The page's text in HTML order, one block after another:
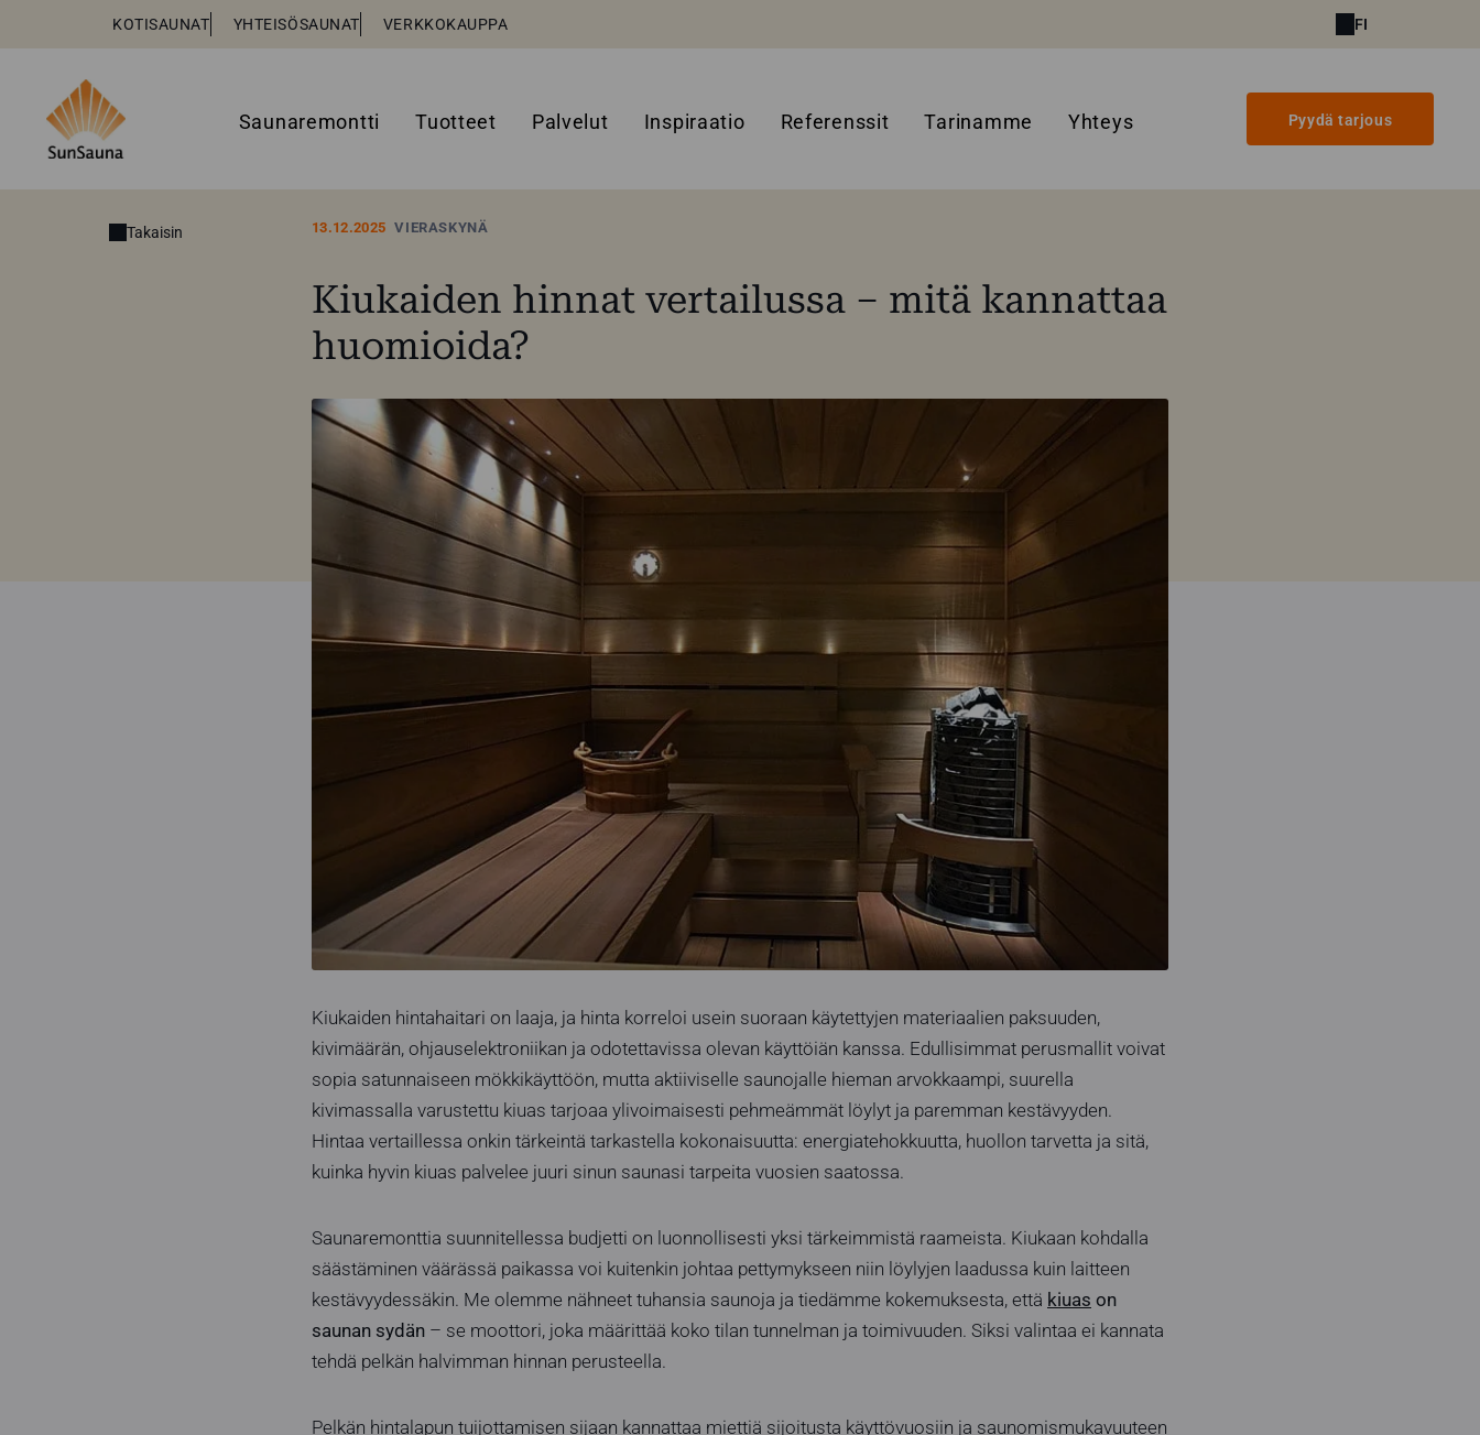
KOTISAUNAT YHTEISÖSAUNAT VERKKOKAUPPA FI
Saunaremontti Tuotteet Palvelut Inspiraatio Referenssit Tarinamme Yhteys Pyydä tarjous
Takaisin 13.12.2025 VIERASKYNÄ
Kiukaiden hinnat vertailussa – mitä kannattaa
huomioida?
Kiukaiden hintahaitari on laaja, ja hinta korreloi usein suoraan käytettyjen materiaalien paksuuden,
kivimäärän, ohjauselektroniikan ja odotettavissa olevan käyttöiän kanssa. Edullisimmat perusmallit voivat
sopia satunnaiseen mökkikäyttöön, mutta aktiiviselle saunojalle hieman arvokkaampi, suurella
kivimassalla varustettu kiuas tarjoaa ylivoimaisesti pehmeämmät löylyt ja paremman kestävyyden.
Hintaa vertaillessa onkin tärkeintä tarkastella kokonaisuutta: energiatehokkuutta, huollon tarvetta ja sitä,
kuinka hyvin kiuas palvelee juuri sinun saunasi tarpeita vuosien saatossa.
Saunaremonttia suunnitellessa budjetti on luonnollisesti yksi tärkeimmistä raameista. Kiukaan kohdalla
säästäminen väärässä paikassa voi kuitenkin johtaa pettymykseen niin löylyjen laadussa kuin laitteen
kestävyydessäkin. Me olemme nähneet tuhansia saunoja ja tiedämme kokemuksesta, että kiuas on
saunan sydän – se moottori, joka määrittää koko tilan tunnelman ja toimivuuden. Siksi valintaa ei kannata
tehdä pelkän halvimman hinnan perusteella.
Pelkän hintalapun tuijottamisen sijaan kannattaa miettiä sijoitusta käyttövuosiin ja saunomismukavuuteen